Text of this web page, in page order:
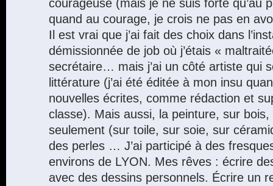
courageuse (mais je ne suis forte qu’au
quand au courage, je crois ne pas en
Il est vrai que j’ai fait des choix dans
démissionnée de job où j’étais «
secrétaire… mais j’ai un côté artiste qui
littérature (j’ai été éditée à mon insu
nouvelles écrites, comme rédaction et
classe). Mais aussi, la peinture, sur
seulement (sur toile, sur soie, sur
des perles … J’ai participé à des
environs de LYON. Mes rêves : écrire
avec des dessins personnels. Écrire un